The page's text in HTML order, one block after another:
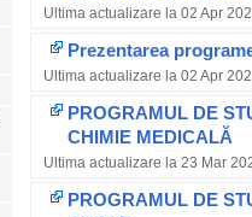
Ultima actualizare la 02 Apr
Prezentarea
Ultima actualizare la 02 Apr
PROGRAMUL DE
CHIMIE MEDICALĂ
Ultima actualizare la 23 Mar
PROGRAMUL DE